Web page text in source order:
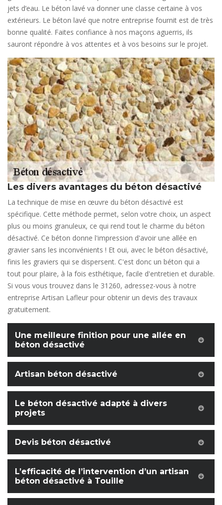
jets d’eau. Le béton lavé va donner une classe certaine à vos
extérieurs. Le béton lavé que notre entreprise fournit est de très
bonne qualité. Faites confiance à nos maçons aguerris, ils
sauront répondre à vos attentes et à vos besoins sur le projet.
Les divers avantages du béton désactivé
La technique de mise en œuvre du béton désactivé est
spécifique. Cette méthode permet, selon votre choix, un aspect
plus ou moins granuleux, ce qui rend tout le charme du béton
désactivé. Ce béton donne l'impression d'avoir une allée en
gravier sans les inconvénients ! Et oui, avec le béton désactivé,
finis les graviers qui se dispersent. C'est donc un béton qui a
tout pour plaire, à la fois esthétique, facile d'entretien et durable.
Si vous vous trouvez dans le 31260, adressez-vous à notre
entreprise Artisan Lafleur pour obtenir un devis des travaux
gratuitement.
Une meilleure finition pour une allée en
béton désactivé
Artisan béton désactivé
Le béton désactivé adapté à divers
projets
Devis béton désactivé
L’efficacité de l’intervention d’un artisan
béton désactivé à Touille